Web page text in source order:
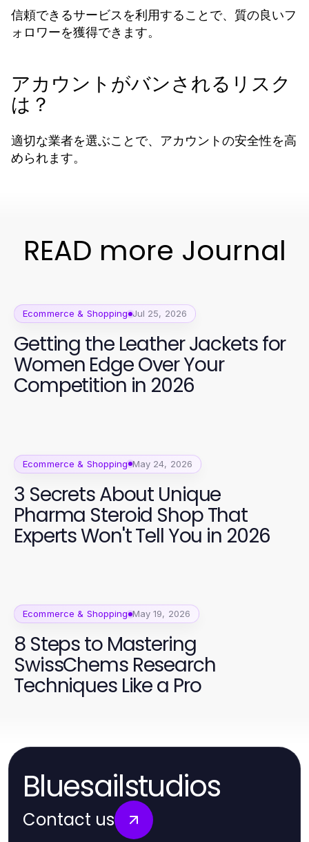
信頼できるサービスを利用することで、質の良いフ
ォロワーを獲得できます。
アカウントがバンされるリスク
は？
適切な業者を選ぶことで、アカウントの安全性を高
められます。
READ more Journal
Ecommerce & Shopping Jul 25, 2026
Getting the Leather Jackets for
Women Edge Over Your
Competition in 2026
Ecommerce & Shopping May 24, 2026
3 Secrets About Unique
Pharma Steroid Shop That
Experts Won't Tell You in 2026
Ecommerce & Shopping May 19, 2026
8 Steps to Mastering
SwissChems Research
Techniques Like a Pro
Bluesailstudios
Contact us